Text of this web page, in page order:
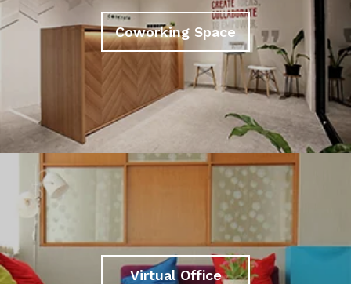
Coworking Space
Virtual Office